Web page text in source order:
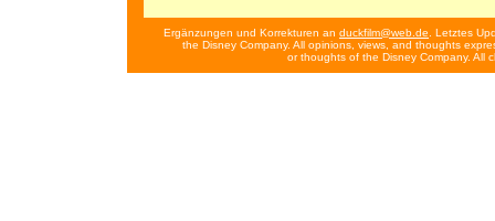
Ergänzungen und Korrekturen an duckfilm@web.de . Letztes
the Disney Company. All opinions, views, and thoughts
or thoughts of the Disney Company. All